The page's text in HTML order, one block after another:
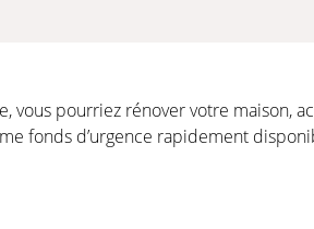
pourriez rénover votre maison,
fonds d’urgence rapidement